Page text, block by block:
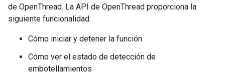
de OpenThread. La API de OpenThread proporciona la
siguiente funcionalidad:
Cómo iniciar y detener la función
Cómo ver el estado de detección de
embotellamientos